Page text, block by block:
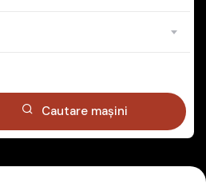
Cautare mașini